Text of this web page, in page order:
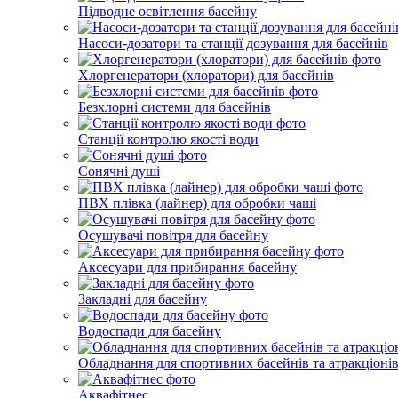
Підводне освітлення басейну
Насоси-дозатори та станції дозування для басейнів
Хлоргенератори (хлоратори) для басейнів
Безхлорні системи для басейнів
Станції контролю якості води
Сонячні душі
ПВХ плівка (лайнер) для обробки чаші
Осушувачі повітря для басейну
Аксесуари для прибирання басейну
Закладні для басейну
Водоспади для басейну
Обладнання для спортивних басейнів та атракціонів
Аквафітнес